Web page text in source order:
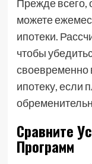
Прежде всего,
можете
ипотеки.
чтобы
своевременно
ипотеку, если
Сравните
Программ